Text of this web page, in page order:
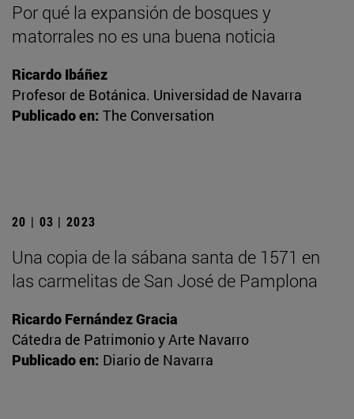
Por qué la expansión de bosques y
matorrales no es una buena noticia
Ricardo Ibáñez
Profesor de Botánica. Universidad de Navarra
Publicado en: The Conversation
20 | 03 | 2023
Una copia de la sábana santa de 1571 en
las carmelitas de San José de Pamplona
Ricardo Fernández Gracia
Cátedra de Patrimonio y Arte Navarro
Publicado en: Diario de Navarra